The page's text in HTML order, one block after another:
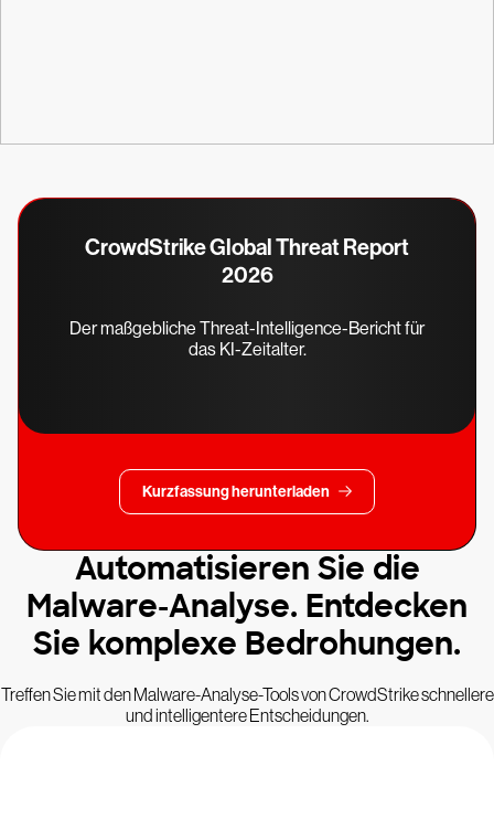
CrowdStrike Global Threat Report
2026
Der maßgebliche Threat-Intelligence-Bericht für
das KI-Zeitalter.
Kurzfassung herunterladen
Automatisieren Sie die
Malware-Analyse. Entdecken
Sie komplexe Bedrohungen.
Treffen Sie mit den Malware-Analyse-Tools von CrowdStrike schnellere
und intelligentere Entscheidungen.